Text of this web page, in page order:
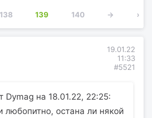
138 139 140 → ›
19.01.22
11:33
#5521
Dymag на 18.01.22, 22:25:
любопитно, остана ли някой